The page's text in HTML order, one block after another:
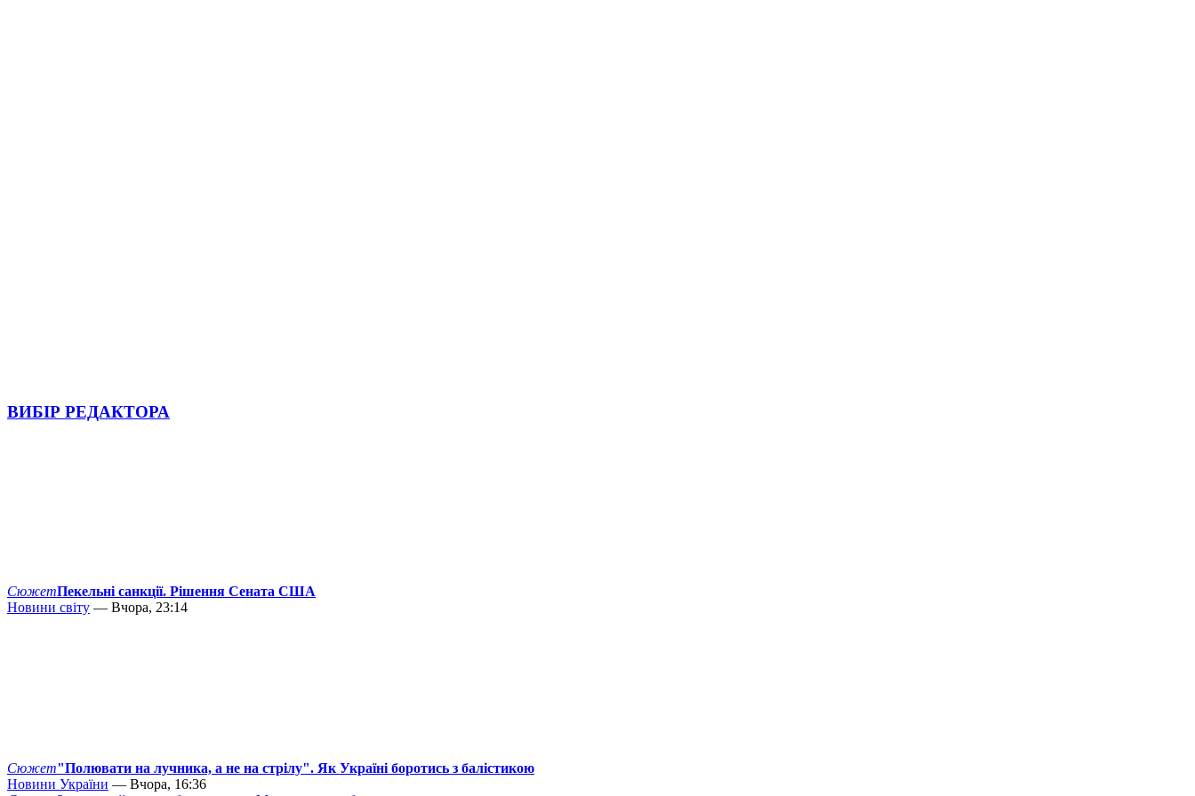
ВИБІР РЕДАКТОРА
СюжетПекельні санкції. Рішення Сената США
Новини світу — Вчора, 23:14
Сюжет"Полювати на лучника, а не на стрілу". Як Україні боротись з балістикою
Новини України — Вчора, 16:36